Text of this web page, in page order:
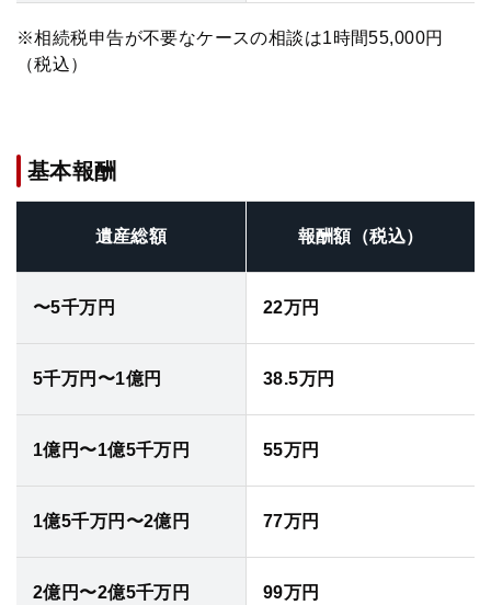
※相続税申告が不要なケースの相談は1時間55,000円
（税込）
基本報酬
遺産総額 報酬額（税込）
〜5千万円 22万円
5千万円〜1億円 38.5万円
1億円〜1億5千万円 55万円
1億5千万円〜2億円 77万円
2億円〜2億5千万円 99万円
利用規約 内部通報 お役立ち
TikTok受賞 動画集